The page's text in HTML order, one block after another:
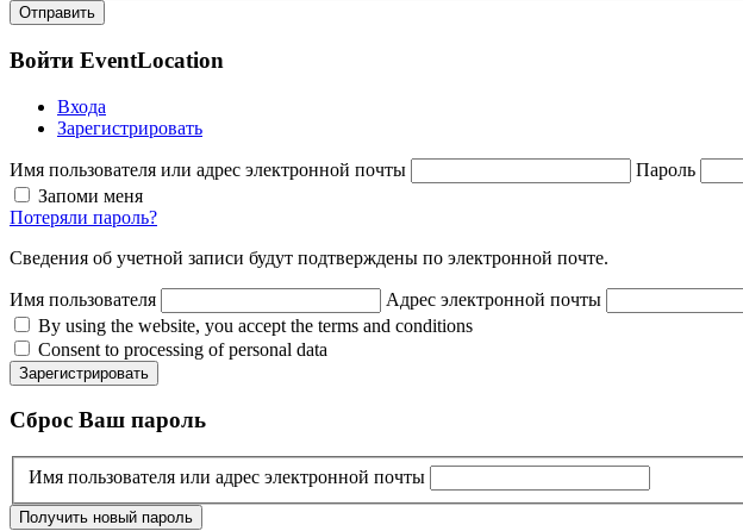
Войти EventLocation
Входа
Зарегистрировать
Имя пользователя или адрес электронной почты Пароль
Запоми меня
Потеряли пароль?
Сведения об учетной записи будут подтверждены по электронной почте.
Имя пользователя
Адрес электронной почты
By using the website, you accept the terms and conditions
Consent to processing of personal data
Зарегистрировать
Сброс Ваш пароль
Имя пользователя или адрес электронной почты